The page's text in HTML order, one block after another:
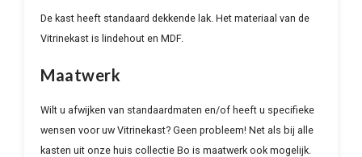
De kast heeft standaard dekkende lak. Het materiaal van de
Vitrinekast is lindehout en MDF.
Maatwerk
Wilt u afwijken van standaardmaten en/of heeft u specifieke
wensen voor uw Vitrinekast? Geen probleem! Net als bij alle
kasten uit onze huis collectie Bo is maatwerk ook mogelijk.